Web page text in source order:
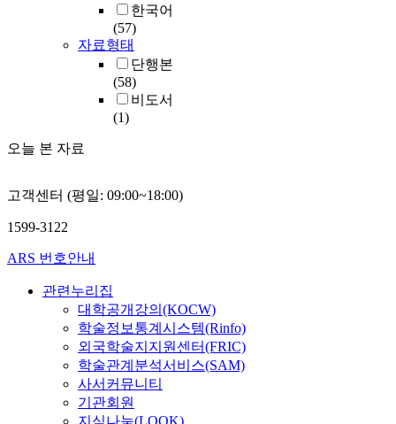
한국어
(57)
자료형태
단행본
(58)
비도서
(1)
오늘 본 자료
고객센터 (평일: 09:00~18:00)
1599-3122
ARS 번호안내
관련누리집
대학공개강의(KOCW)
학술정보통계시스템(Rinfo)
외국학술지지원센터(FRIC)
학술관계분석서비스(SAM)
사서커뮤니티
기관회원